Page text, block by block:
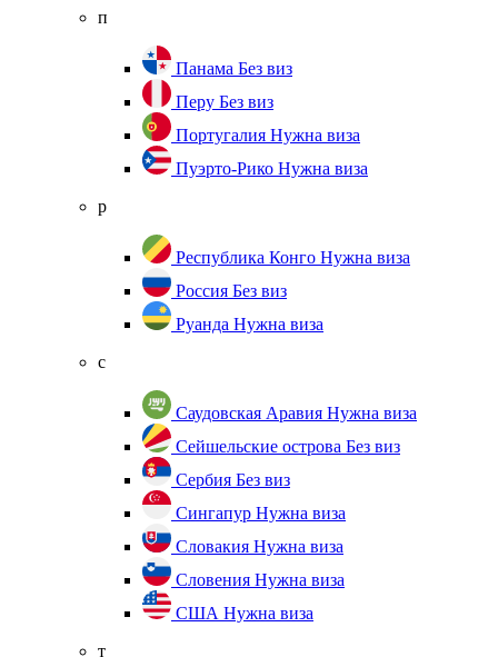
п
Панама Без виз
Перу Без виз
Португалия Нужна виза
Пуэрто-Рико Нужна виза
р
Республика Конго Нужна виза
Россия Без виз
Руанда Нужна виза
с
Саудовская Аравия Нужна виза
Сейшельские острова Без виз
Сербия Без виз
Сингапур Нужна виза
Словакия Нужна виза
Словения Нужна виза
США Нужна виза
т